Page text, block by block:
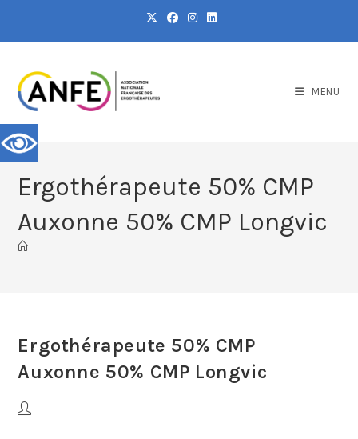
MENU
Ergothérapeute 50% CMP
Auxonne 50% CMP Longvic
Ergothérapeute 50% CMP
Auxonne 50% CMP Longvic